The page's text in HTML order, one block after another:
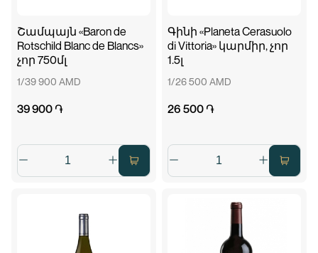
Շամպայն «Baron de
Rotschild Blanc de Blancs»
չոր 750մլ
1/39 900 AMD
39 900 ֏
Գինի «Planeta Cerasuolo
di Vittoria» կարմիր, չոր
1.5լ
1/26 500 AMD
26 500 ֏